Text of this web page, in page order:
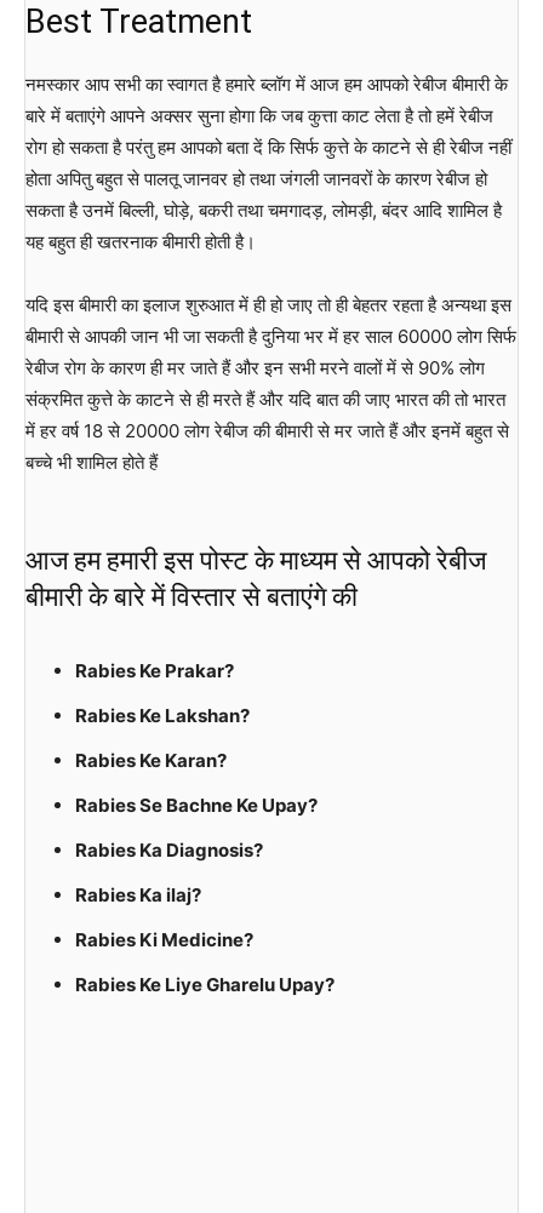
Best Treatment
नमस्कार आप सभी का स्वागत है हमारे ब्लॉग में आज हम आपको रेबीज बीमारी के
बारे में बताएंगे आपने अक्सर सुना होगा कि जब कुत्ता काट लेता है तो हमें रेबीज
रोग हो सकता है परंतु हम आपको बता दें कि सिर्फ कुत्ते के काटने से ही रेबीज नहीं
होता अपितु बहुत से पालतू जानवर हो तथा जंगली जानवरों के कारण रेबीज हो
सकता है उनमें बिल्ली, घोड़े, बकरी तथा चमगादड़, लोमड़ी, बंदर आदि शामिल है
यह बहुत ही खतरनाक बीमारी होती है।
यदि इस बीमारी का इलाज शुरुआत में ही हो जाए तो ही बेहतर रहता है अन्यथा इस
बीमारी से आपकी जान भी जा सकती है दुनिया भर में हर साल 60000 लोग सिर्फ
रेबीज रोग के कारण ही मर जाते हैं और इन सभी मरने वालों में से 90% लोग
संक्रमित कुत्ते के काटने से ही मरते हैं और यदि बात की जाए भारत की तो भारत
में हर वर्ष 18 से 20000 लोग रेबीज की बीमारी से मर जाते हैं और इनमें बहुत से
बच्चे भी शामिल होते हैं
आज हम हमारी इस पोस्ट के माध्यम से आपको रेबीज
बीमारी के बारे में विस्तार से बताएंगे की
Rabies Ke Prakar?
Rabies Ke Lakshan?
Rabies Ke Karan?
Rabies Se Bachne Ke Upay?
Rabies Ka Diagnosis?
Rabies Ka ilaj?
Rabies Ki Medicine?
Rabies Ke Liye Gharelu Upay?